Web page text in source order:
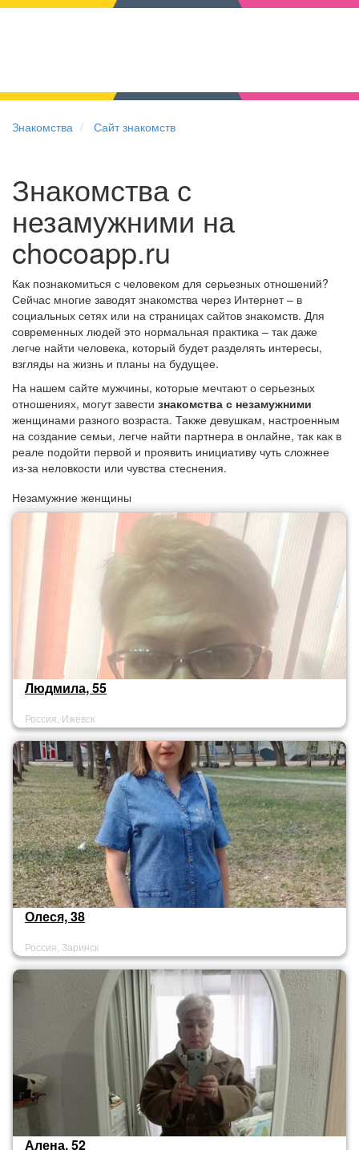
Знакомства Сайт знакомств
Знакомства с
незамужними на
chocoapp.ru
Как познакомиться с человеком для серьезных отношений?
Сейчас многие заводят знакомства через Интернет – в
социальных сетях или на страницах сайтов знакомств. Для
современных людей это нормальная практика – так даже
легче найти человека, который будет разделять интересы,
взгляды на жизнь и планы на будущее.
На нашем сайте мужчины, которые мечтают о серьезных
отношениях, могут завести знакомства с незамужними
женщинами разного возраста. Также девушкам, настроенным
на создание семьи, легче найти партнера в онлайне, так как в
реале подойти первой и проявить инициативу чуть сложнее
из-за неловкости или чувства стеснения.
Незамужние женщины
Людмила, 55
Россия, Ижевск
Олеся, 38
Россия, Заринск
Алена, 52